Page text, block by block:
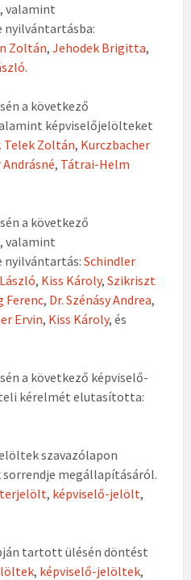
valamint
Zoltán, Jehodek Brigitta,
.
a következő
képviselőjelölteket
Telek Zoltán, Kurczbacher
Andrásné, Tátrai-Helm
a következő
valamint
Schindler
, Kiss Károly, Szikriszt
Ferenc, Dr. Szénásy Andrea,
Ervin, Kiss Károly, és
a következő képviselő-
kérelmét elutasította:
szavazólapon
megállapításáról.
, képviselő-jelölt,
tartott ülésén döntést
, képviselő-jelöltek,